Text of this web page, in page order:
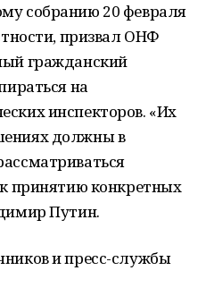
собранию 20 февраля
призвал ОНФ
гражданский
на
инспекторов. «Их
должны в
принятию конкретных
Путин.
и пресс-службы